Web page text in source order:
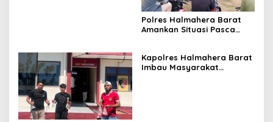
Polres Halmahera Barat
Amankan Situasi Pasca
Kapolres Halmahera Barat
Imbau Masyarakat